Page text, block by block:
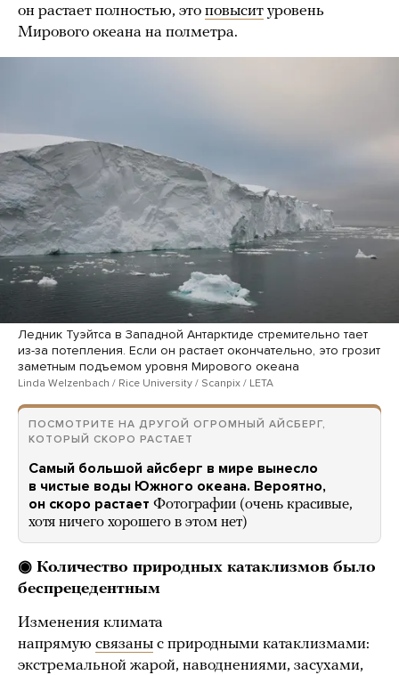
он растает полностью, это повысит уровень
Мирового океана на полметра.
Ледник Туэйтса в Западной Антарктиде стремительно тает
из-за потепления. Если он растает окончательно, это грозит
заметным подъемом уровня Мирового океана
Linda Welzenbach / Rice University / Scanpix / LETA
ПОСМОТРИТЕ НА ДРУГОЙ ОГРОМНЫЙ АЙСБЕРГ,
КОТОРЫЙ СКОРО РАСТАЕТ
Самый большой айсберг в мире вынесло
в чистые воды Южного океана. Вероятно,
он скоро растает Фотографии (очень красивые,
хотя ничего хорошего в этом нет)
◉ Количество природных катаклизмов было
беспрецедентным
Изменения климата
напрямую связаны с природными катаклизмами:
экстремальной жарой, наводнениями, засухами,